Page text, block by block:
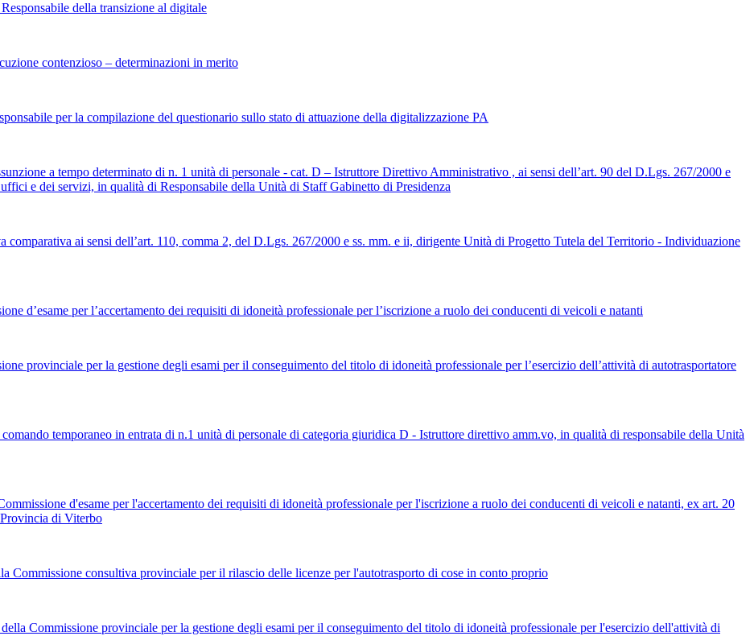
della transizione al digitale
contenzioso – determinazioni in merito
per la compilazione del questionario sullo stato di attuazione della digitalizzazione PA
a tempo determinato di n. 1 unità di personale - cat. D – Istruttore Direttivo Amministrativo , ai sensi dell’art. 90 del D.Lgs. 267/2000 e
e dei servizi, in qualità di Responsabile della Unità di Staff Gabinetto di Presidenza
comparativa ai sensi dell’art. 110, comma 2, del D.Lgs. 267/2000 e ss. mm. e ii, dirigente Unità di Progetto Tutela del Territorio - Individuazione
d’esame per l’accertamento dei requisiti di idoneità professionale per l’iscrizione a ruolo dei conducenti di veicoli e natanti
provinciale per la gestione degli esami per il conseguimento del titolo di idoneità professionale per l’esercizio dell’attività di autotrasportatore
temporaneo in entrata di n.1 unità di personale di categoria giuridica D - Istruttore direttivo amm.vo, in qualità di responsabile della Unità
d'esame per l'accertamento dei requisiti di idoneità professionale per l'iscrizione a ruolo dei conducenti di veicoli e natanti, ex art. 20
di Viterbo
Commissione consultiva provinciale per il rilascio delle licenze per l'autotrasporto di cose in conto proprio
Commissione provinciale per la gestione degli esami per il conseguimento del titolo di idoneità professionale per l'esercizio dell'attività di